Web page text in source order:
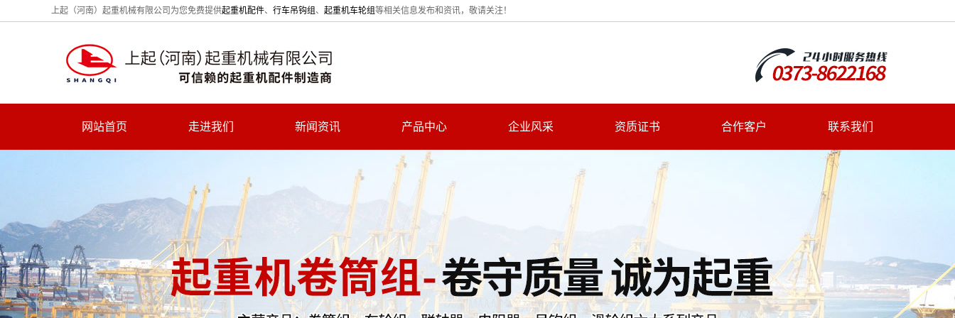
上起（河南）起重机械有限公司为您免费提供起重机配件、 行车吊钩组 、 起重机车轮组等相关信息发布和资讯，敬请关注！
网站首页 走进我们 新闻资讯 产品中心 企业风采 资质证书 合作客户 联系我们